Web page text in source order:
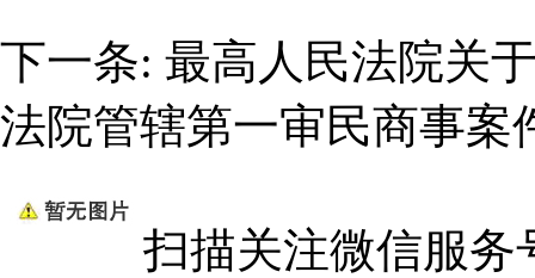
下一条: 最高人民法院关
法院管辖第一审民商事案
扫描关注微信服务